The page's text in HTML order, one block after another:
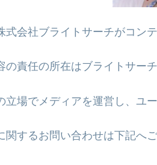
式会社ブライトサーチがコン
の責任の所在はブライトサーチ
立場でメディアを運営し、ユ
関するお問い合わせは下記へ